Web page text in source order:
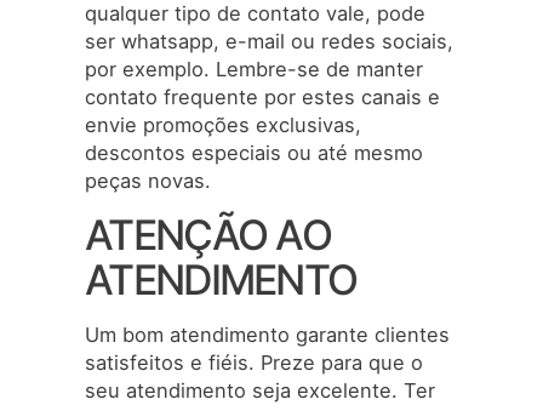
qualquer tipo de contato vale, pode
ser whatsapp, e-mail ou redes sociais,
por exemplo. Lembre-se de manter
contato frequente por estes canais e
envie promoções exclusivas,
descontos especiais ou até mesmo
peças novas.
ATENÇÃO AO
ATENDIMENTO
Um bom atendimento garante clientes
satisfeitos e fiéis. Preze para que o
seu atendimento seja excelente. Ter